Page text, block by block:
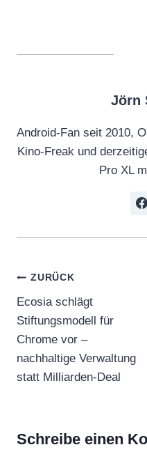
Jörn
Android-Fan seit 2010,
Kino-Freak und
Pro XL
ZURÜCK
Ecosia schlägt
Stiftungsmodell für
Chrome vor –
nachhaltige Verwaltung
statt Milliarden-Deal
Schreibe einen